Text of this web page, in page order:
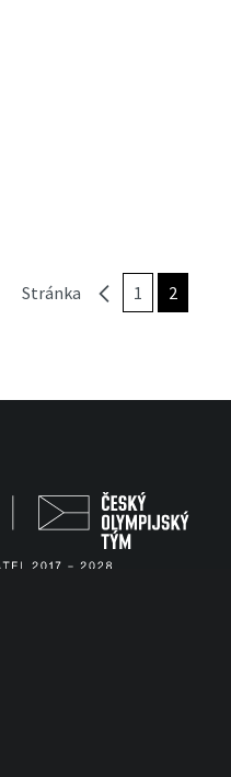
Stránka 1 2